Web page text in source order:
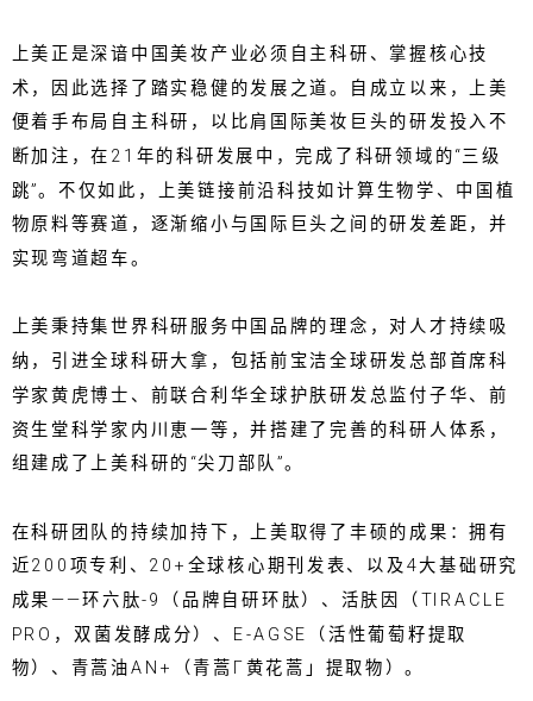
上美正是深谙中国美妆产业必须自主科研、掌握核心技
术，因此选择了踏实稳健的发展之道。自成立以来，上美
便着手布局自主科研，以比肩国际美妆巨头的研发投入不
断加注，在21年的科研发展中，完成了科研领域的“三级
跳”。不仅如此，上美链接前沿科技如计算生物学、中国植
物原料等赛道，逐渐缩小与国际巨头之间的研发差距，并
实现弯道超车。
上美秉持集世界科研服务中国品牌的理念，对人才持续吸
纳，引进全球科研大拿，包括前宝洁全球研发总部首席科
学家黄虎博士、前联合利华全球护肤研发总监付子华、前
资生堂科学家内川恵一等，并搭建了完善的科研人体系，
组建成了上美科研的“尖刀部队”。
在科研团队的持续加持下，上美取得了丰硕的成果：拥有
近200项专利、20+全球核心期刊发表、以及4大基础研究
成果——环六肽-9（品牌自研环肽）、活肤因（TIRACLE
PRO，双菌发酵成分）、E-AGSE（活性葡萄籽提取
物）、青蒿油AN+（青蒿Γ黄花蒿」提取物）。